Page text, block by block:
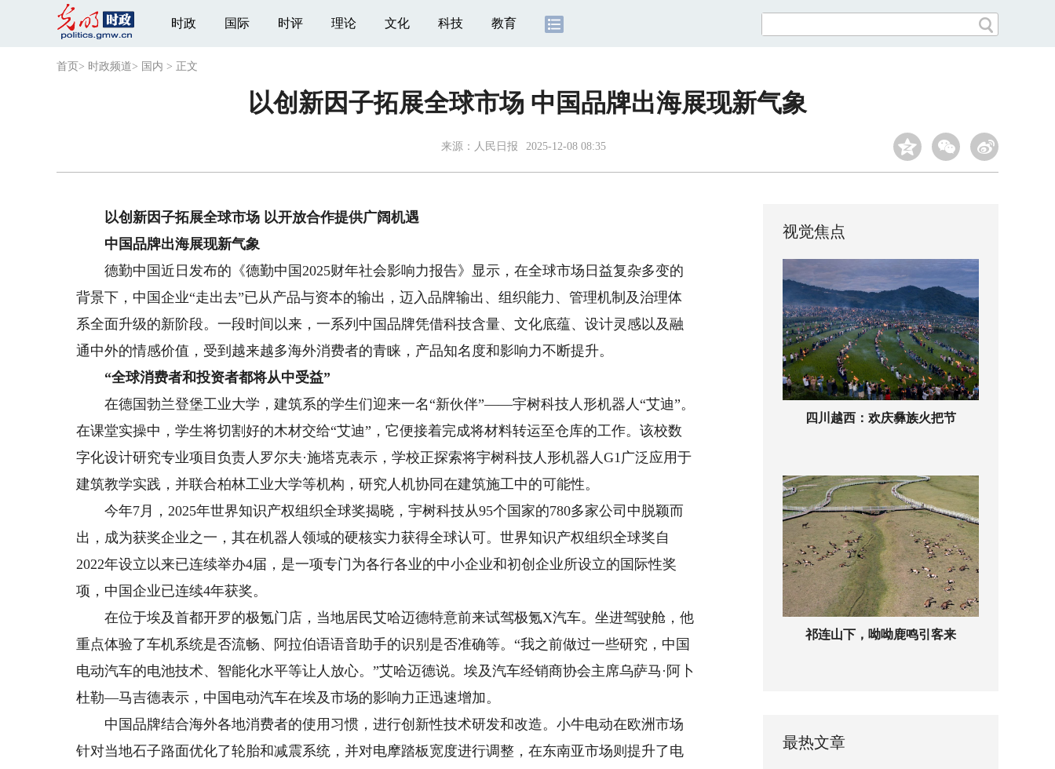
时政 国际 时评 理论 文化 科技 教育
首页 > 时政频道> 国内 > 正文
以创新因子拓展全球市场 中国品牌出海展现新气象
来源： 人民日报 2025-12-08 08:35
以创新因子拓展全球市场 以开放合作提供广阔机遇
中国品牌出海展现新气象
德勤中国近日发布的《德勤中国2025财年社会影响力报告》显示，在全球市场日益复杂多变的
背景下，中国企业“走出去”已从产品与资本的输出，迈入品牌输出、组织能力、管理机制及治理体
系全面升级的新阶段。一段时间以来，一系列中国品牌凭借科技含量、文化底蕴、设计灵感以及融
通中外的情感价值，受到越来越多海外消费者的青睐，产品知名度和影响力不断提升。
“全球消费者和投资者都将从中受益”
在德国勃兰登堡工业大学，建筑系的学生们迎来一名“新伙伴”——宇树科技人形机器人“艾迪”。
在课堂实操中，学生将切割好的木材交给“艾迪”，它便接着完成将材料转运至仓库的工作。该校数
字化设计研究专业项目负责人罗尔夫·施塔克表示，学校正探索将宇树科技人形机器人G1广泛应用于
建筑教学实践，并联合柏林工业大学等机构，研究人机协同在建筑施工中的可能性。
今年7月，2025年世界知识产权组织全球奖揭晓，宇树科技从95个国家的780多家公司中脱颖而
出，成为获奖企业之一，其在机器人领域的硬核实力获得全球认可。世界知识产权组织全球奖自
2022年设立以来已连续举办4届，是一项专门为各行各业的中小企业和初创企业所设立的国际性奖
项，中国企业已连续4年获奖。
在位于埃及首都开罗的极氪门店，当地居民艾哈迈德特意前来试驾极氪X汽车。坐进驾驶舱，他
重点体验了车机系统是否流畅、阿拉伯语语音助手的识别是否准确等。“我之前做过一些研究，中国
电动汽车的电池技术、智能化水平等让人放心。”艾哈迈德说。埃及汽车经销商协会主席乌萨马·阿卜
杜勒—马吉德表示，中国电动汽车在埃及市场的影响力正迅速增加。
中国品牌结合海外各地消费者的使用习惯，进行创新性技术研发和改造。小牛电动在欧洲市场
针对当地石子路面优化了轮胎和减震系统，并对电摩踏板宽度进行调整，在东南亚市场则提升了电
视觉焦点
四川越西：欢庆彝族火把节
祁连山下，呦呦鹿鸣引客来
最热文章